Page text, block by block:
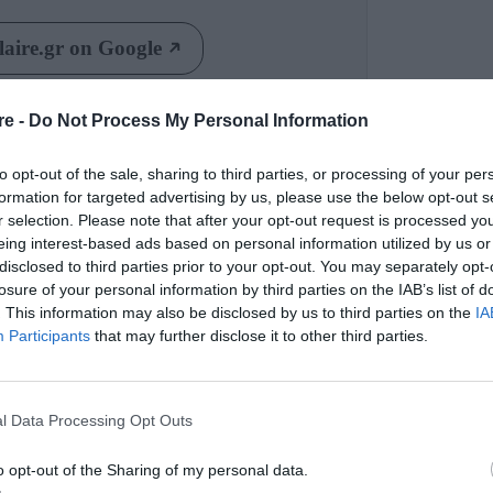
- Do Not Process My Personal Information
opt-out of the sale, sharing to third parties, or processing of your
for targeted advertising by us, please use the below opt-out
selection. Please note that after your opt-out request is processed
interest-based ads based on personal information utilized by us
to third parties prior to your opt-out. You may separately
of your personal information by third parties on the IAB’s list of
This information may also be disclosed by us to third parties on the
Participants that may further disclose it to other third parties.
Data Processing Opt Outs
opt-out of the Sharing of my personal data.
on Google
και είναι πιο θηλυκά και
φρόντισαν να αφήσουν την φαντασία
μας νέες γραμμές και στιλ, που θα
ημέρας. Από την δερμάτινη grunge εκδοχή
σύνολο και την denim που
νέα στιλ ποικίλουν και μας καλούν να τα